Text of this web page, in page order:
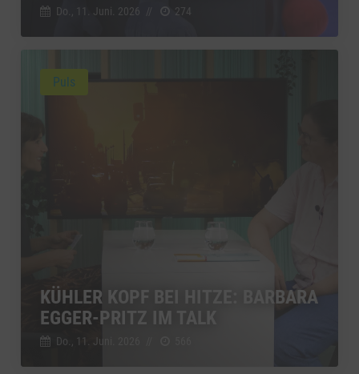
Do., 11. Juni. 2026 // 274
KÜHLER KOPF BEI HITZE: BARBARA
EGGER-PRITZ IM TALK
Do., 11. Juni. 2026
Puls